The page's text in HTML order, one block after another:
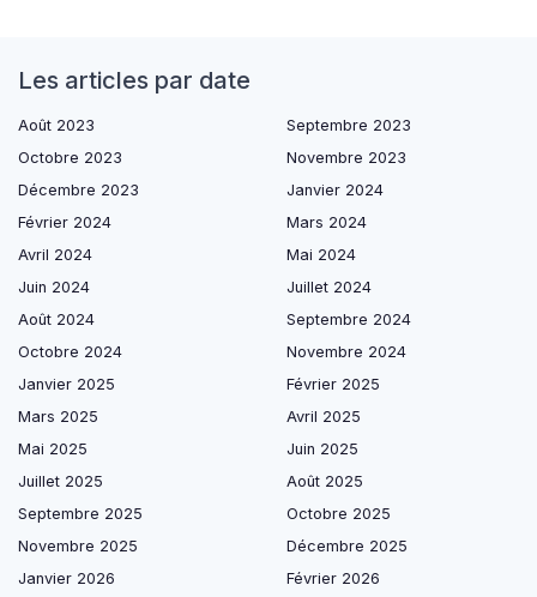
Les articles par date
Août 2023
Septembre 2023
Octobre 2023
Novembre 2023
Décembre 2023
Janvier 2024
Février 2024
Mars 2024
Avril 2024
Mai 2024
Juin 2024
Juillet 2024
Août 2024
Septembre 2024
Octobre 2024
Novembre 2024
Janvier 2025
Février 2025
Mars 2025
Avril 2025
Mai 2025
Juin 2025
Juillet 2025
Août 2025
Septembre 2025
Octobre 2025
Novembre 2025
Décembre 2025
Janvier 2026
Février 2026